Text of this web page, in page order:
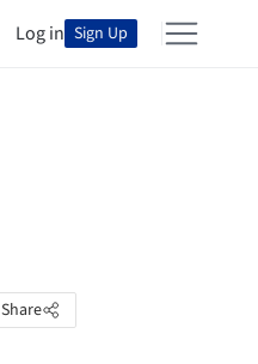
Log in Sign Up
Share